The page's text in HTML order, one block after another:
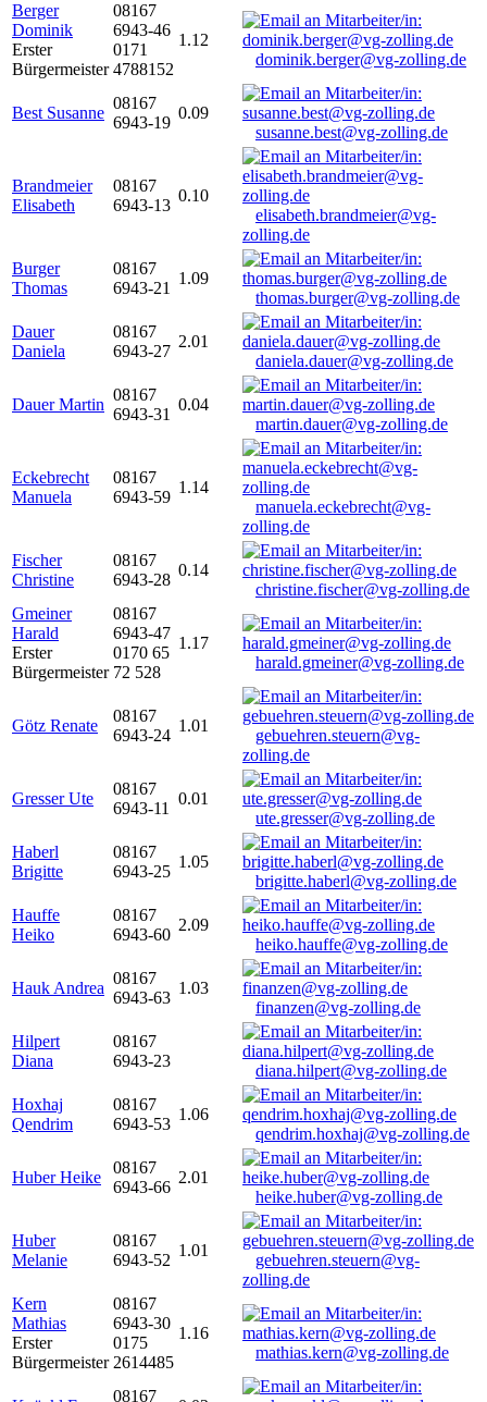
Berger
Dominik
Erster
Bürgermeister
08167
6943-46
0171
4788152
1.12
dominik.berger@vg-zolling.de
Best Susanne
08167
6943-19
0.09
susanne.best@vg-zolling.de
Brandmeier
Elisabeth
08167
6943-13
0.10
elisabeth.brandmeier@vg-
zolling.de
Burger
Thomas
08167
6943-21
1.09
thomas.burger@vg-zolling.de
Dauer
Daniela
08167
6943-27
2.01
daniela.dauer@vg-zolling.de
Dauer Martin
08167
6943-31
0.04
martin.dauer@vg-zolling.de
Eckebrecht
Manuela
08167
6943-59
1.14
manuela.eckebrecht@vg-
zolling.de
Fischer
Christine
08167
6943-28
0.14
christine.fischer@vg-zolling.de
Gmeiner
Harald
Erster
Bürgermeister
08167
6943-47
0170 65
72 528
1.17
harald.gmeiner@vg-zolling.de
Götz Renate
08167
6943-24
1.01
gebuehren.steuern@vg-
zolling.de
Gresser Ute
08167
6943-11
0.01
ute.gresser@vg-zolling.de
Haberl
Brigitte
08167
6943-25
1.05
brigitte.haberl@vg-zolling.de
Hauffe
Heiko
08167
6943-60
2.09
heiko.hauffe@vg-zolling.de
Hauk Andrea
08167
6943-63
1.03
finanzen@vg-zolling.de
Hilpert
Diana
08167
6943-23
diana.hilpert@vg-zolling.de
Hoxhaj
Qendrim
08167
6943-53
1.06
qendrim.hoxhaj@vg-zolling.de
Huber Heike
08167
6943-66
2.01
heike.huber@vg-zolling.de
Huber
Melanie
08167
6943-52
1.01
gebuehren.steuern@vg-
zolling.de
Kern
Mathias
Erster
Bürgermeister
08167
6943-30
0175
2614485
1.16
mathias.kern@vg-zolling.de
08167